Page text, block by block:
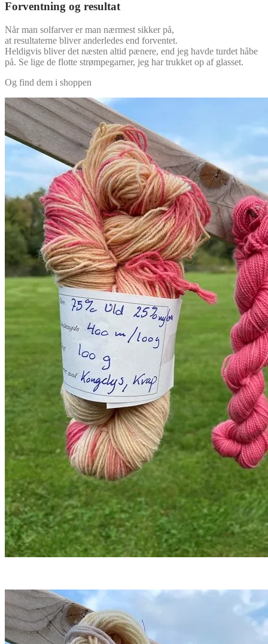
Forventning og resultat
Når man solfarver er man nærmest sikker på,
at resultaterne bliver anderledes end forventet.
Heldigvis bliver det næsten altid pænere, end jeg havde turdet håbe
på. Se lige de flotte strømpegarner, jeg har trukket op af glasset.
Og find dem i shoppen